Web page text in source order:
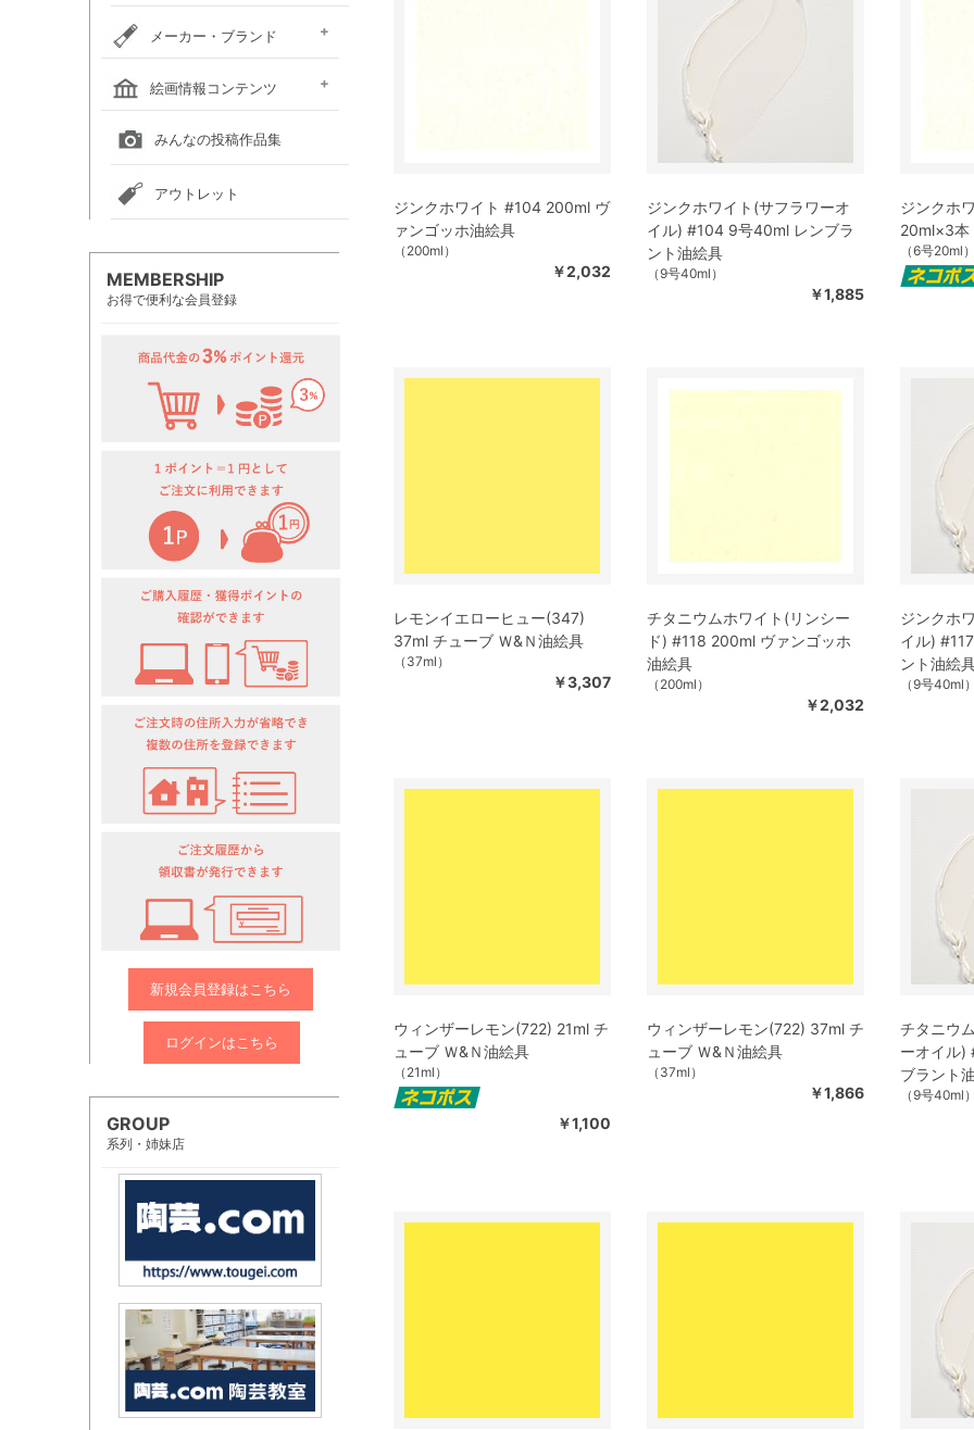
メーカー・ブランド
ホルベイン
クサカベ
レンブラント
ヴァンゴッホ
アムステルダム
リキテックス
ウィンザー＆ニュートン
ダーウェント
ターナー色彩
ファーバーカステル
吉祥
ナカガワ胡粉絵具
マルマン
瀬尾製額所
名村大成堂
マルオカ
すべてのメーカー・ブランド
絵画情報コンテンツ
全国の絵画教室一覧
全国の美術館一覧
全国の画廊一覧
みんなの投稿作品集
アウトレット
MEMBERSHIP
お得で便利な会員登録
新規会員登録はこちら
ログインはこちら
GROUP
系列・姉妹店
ジンクホワイト #104 200ml ヴ
ァンゴッホ油絵具
（200ml）
￥2,032
ジンクホワイト(サフラワーオ
イル) #104 9号40ml レンブラ
ント油絵具
（9号40ml）
￥1,885
ジンクホ
20ml×3本
（6号20ml）
レモンイエローヒュー(347)
37ml チューブ Ｗ&Ｎ油絵具
（37ml）
￥3,307
チタニウムホワイト(リンシー
ド) #118 200ml ヴァンゴッホ
油絵具
（200ml）
￥2,032
ジンクホ
イル)
ント油絵
（9号40ml）
ウィンザーレモン(722) 21ml チ
ューブ Ｗ&Ｎ油絵具
（21ml）
￥1,100
ウィンザーレモン(722) 37ml チ
ューブ Ｗ&Ｎ油絵具
（37ml）
￥1,866
チタニウ
ーオイル)
ブラント
（9号40ml）